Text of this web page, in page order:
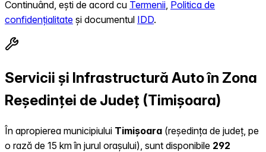
Continuând, ești de acord cu Termenii Politica de
confidențialitate și documentul IDD.
Servicii și Infrastructură Auto în Zona
Reședinței de Județ (Timișoara)
În apropierea municipiului Timișoara (reședința de județ, pe
o rază de 15 km în jurul orașului), sunt disponibile 292